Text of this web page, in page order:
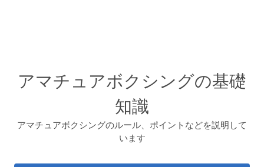
アマチュアボクシングの基礎
知識
アマチュアボクシングのルール、ポイントなどを説明して
います